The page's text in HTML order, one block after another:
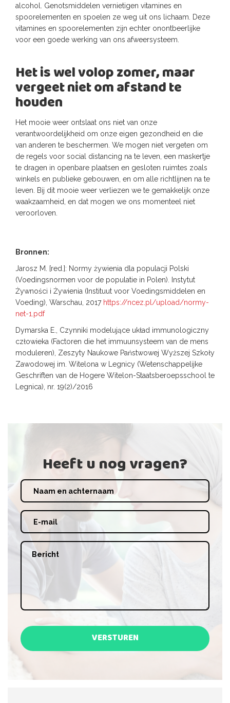
alcohol. Genotsmiddelen vernietigen vitamines en
spoorelementen en spoelen ze weg uit ons lichaam. Deze
vitamines en spoorelementen zijn echter onontbeerlijke
voor een goede werking van ons afweersysteem.
Het is wel volop zomer, maar
vergeet niet om afstand te
houden
Het mooie weer ontslaat ons niet van onze
verantwoordelijkheid om onze eigen gezondheid en die
van anderen te beschermen. We mogen niet vergeten om
de regels voor social distancing na te leven, een maskertje
te dragen in openbare plaatsen en gesloten ruimtes zoals
winkels en publieke gebouwen, en om alle richtlijnen na te
leven. Bij dit mooie weer verliezen we te gemakkelijk onze
waakzaamheid, en dat mogen we ons momenteel niet
veroorloven.
Bronnen:
Jarosz M. [red.]: Normy żywienia dla populacji Polski
(Voedingsnormen voor de populatie in Polen). Instytut
Żywności i Żywienia (Instituut voor Voedingsmiddelen en
Voeding), Warschau, 2017 https://ncez.pl/upload/normy-
net-1.pdf
Dymarska E., Czynniki modelujące układ immunologiczny
człowieka (Factoren die het immuunsysteem van de mens
moduleren), Zeszyty Naukowe Państwowej Wyższej Szkoły
Zawodowej im. Witelona w Legnicy (Wetenschappelijke
Geschriften van de Hogere Witelon-Staatsberoepsschool te
Legnica), nr. 19(2)/2016
Heeft u nog vragen?
VERSTUREN